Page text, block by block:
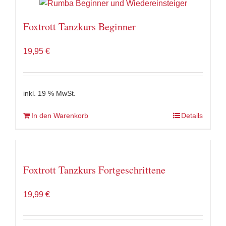
Foxtrott Tanzkurs Beginner
19,95 €
inkl. 19 % MwSt.
In den Warenkorb Details
Foxtrott Tanzkurs Fortgeschrittene
19,99 €